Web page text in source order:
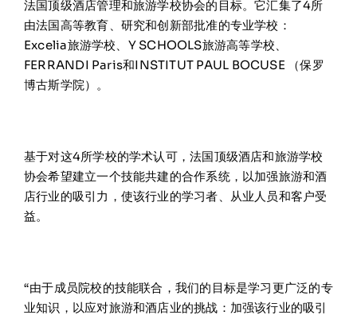
法国顶级酒店管理和旅游学校协会的目标。它汇集了4所
由法国高等教育、研究和创新部批准的专业学校：
Excelia旅游学校、Y SCHOOLS旅游高等学校、
FERRANDI Paris和INSTITUT PAUL BOCUSE （保罗
博古斯学院）。
基于对这4所学校的学术认可，法国顶级酒店和旅游学校
协会希望建立一个技能共建的合作系统，以加强旅游和酒
店行业的吸引力，使该行业的学习者、从业人员和客户受
益。
“由于成员院校的技能联合，我们的目标是学习更广泛的专
业知识，以应对旅游和酒店业的挑战：加强该行业的吸引